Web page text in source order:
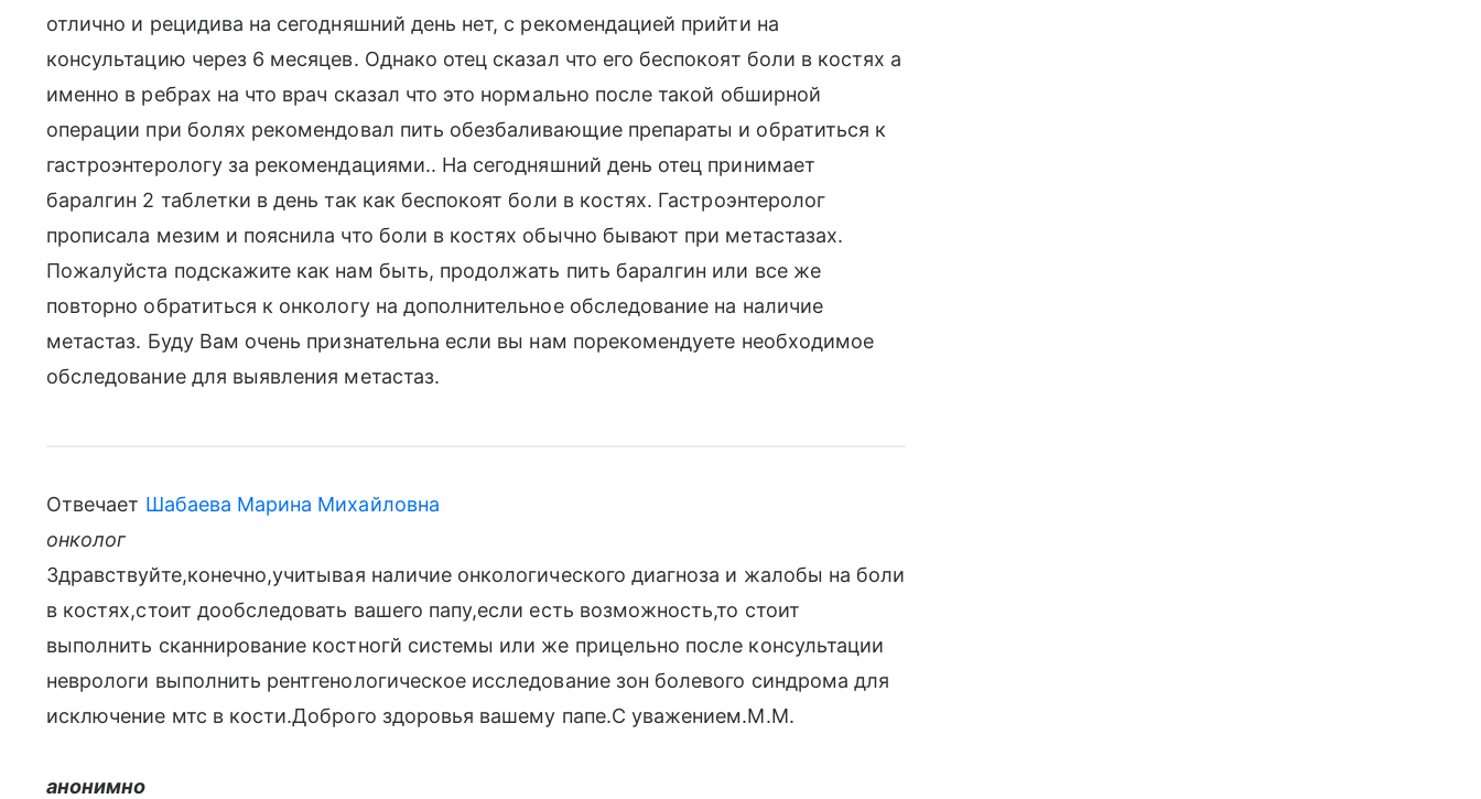
отлично и рецидива на сегодняшний день нет, с рекомендацией прийти на
консультацию через 6 месяцев. Однако отец сказал что его беспокоят боли в костях а
именно в ребрах на что врач сказал что это нормально после такой обширной
операции при болях рекомендовал пить обезбаливающие препараты и обратиться к
гастроэнтерологу за рекомендациями.. На сегодняшний день отец принимает
баралгин 2 таблетки в день так как беспокоят боли в костях. Гастроэнтеролог
прописала мезим и пояснила что боли в костях обычно бывают при метастазах.
Пожалуйста подскажите как нам быть, продолжать пить баралгин или все же
повторно обратиться к онкологу на дополнительное обследование на наличие
метастаз. Буду Вам очень признательна если вы нам порекомендуете необходимое
обследование для выявления метастаз.
Отвечает Шабаева Марина Михайловна
онколог
Здравствуйте,конечно,учитывая наличие онкологического диагноза и жалобы на боли
в костях,стоит дообследовать вашего папу,если есть возможность,то стоит
выполнить сканнирование костногй системы или же прицельно после консультации
неврологи выполнить рентгенологическое исследование зон болевого синдрома для
исключение мтс в кости.Доброго здоровья вашему папе.С уважением.М.М.
анонимно